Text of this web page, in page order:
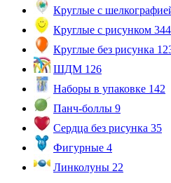
Круглые с
Круглые с рисунком 344
Круглые без рисунка
ШДМ 126
Наборы в упаковке 142
Панч-боллы 9
Сердца без рисунка 35
Фигурные 4
Линколуны 22